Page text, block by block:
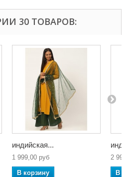
30 ТОВАРОВ:
индийская...
1 999,00 руб
В корзину
2
В